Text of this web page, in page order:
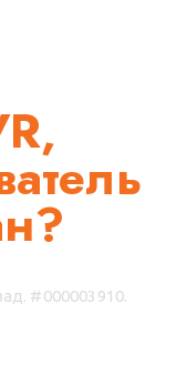
#000003910.